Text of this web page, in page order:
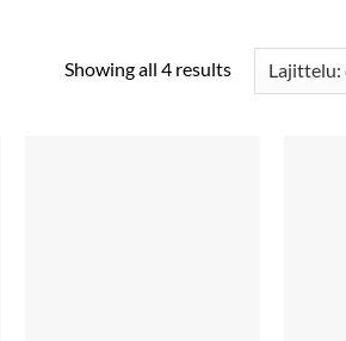
Showing all 4 results